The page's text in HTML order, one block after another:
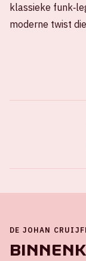
klassieke
moderne twist
DE JOHAN